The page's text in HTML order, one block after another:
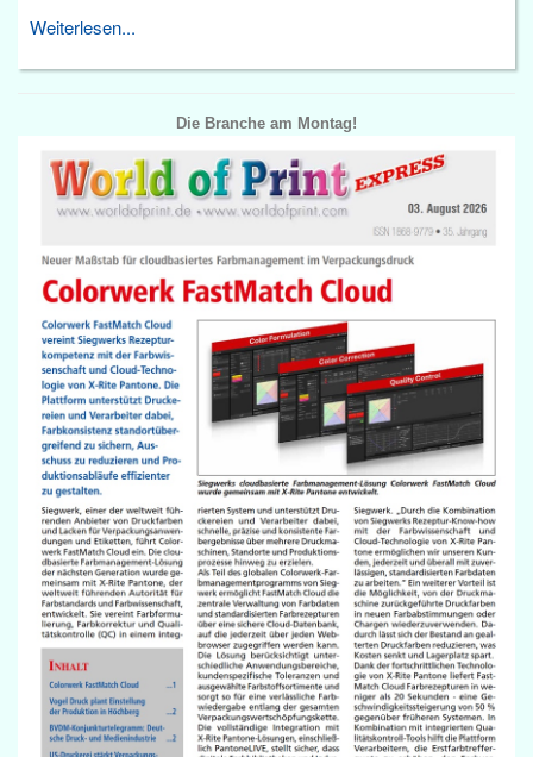
Weiterlesen...
Die Branche am Montag!